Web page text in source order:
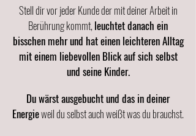
Stell dir vor jeder Kunde der mit deiner Arbeit in
Berührung kommt,leuchtet danach ein
bisschen mehr und hat einen leichteren Alltag
mit einem liebevollen Blick auf sich selbst
und seine Kinder.
Du wärst ausgebucht und das in deiner
Energieweil du selbst auch weißt was du brauchst.